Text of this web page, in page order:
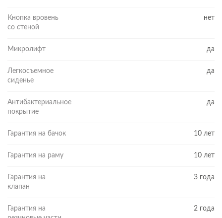
Кнопка вровень
со стеной
нет
Микролифт да
Легкосъемное
сиденье
да
Антибактериальное
покрытие
да
Гарантия на бачок 10 лет
Гарантия на раму 10 лет
Гарантия на
клапан
3 года
Гарантия на
2 года